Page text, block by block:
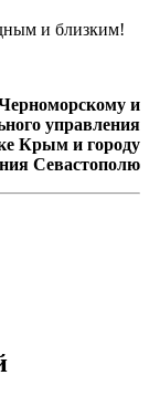
и близким!
и
управления
Крым и городу
Севастополю